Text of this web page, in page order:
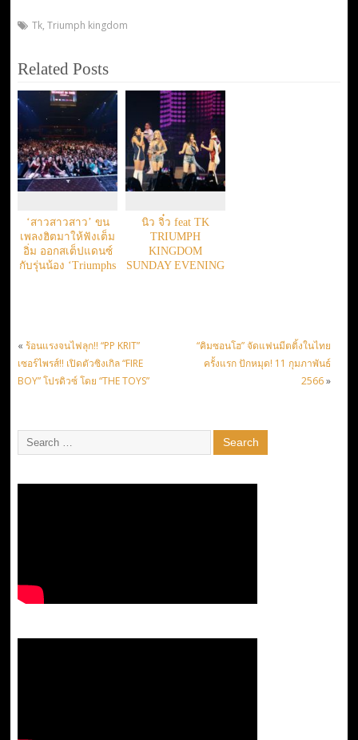
Tk, Triumph kingdom
Related Posts
‘สาวสาวสาว’ ขน
เพลงฮิตมาให้ฟังเต็ม
อิ่ม ออกสเต็ปแดนซ์
กับรุ่นน้อง ‘Triumphs
นิว จิ๋ว feat TK
TRIUMPH
KINGDOM
SUNDAY EVENING
« ร้อนแรงจนไฟลุก!! “PP KRIT”
เซอร์ไพรส์!! เปิดตัวซิงเกิล “FIRE
BOY” โปรดิวซ์ โดย “THE TOYS”
“คิมซอนโฮ” จัดแฟนมีตติ้งในไทย
ครั้งแรก ปักหมุด! 11 กุมภาพันธ์
2566»